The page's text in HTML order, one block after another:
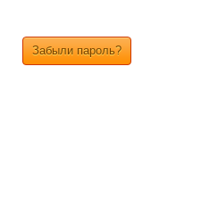
Забыли пароль?